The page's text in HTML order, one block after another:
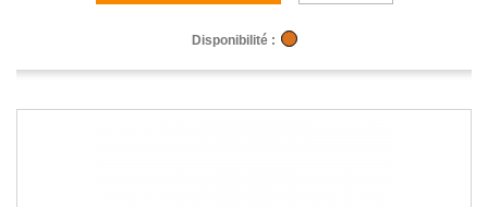
Disponibilité :